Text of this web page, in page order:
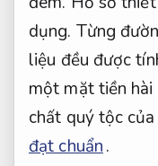
dụng. Từng
liệu đều được
một mặt tiền hài
chất quý tộc của
đạt chuẩn.